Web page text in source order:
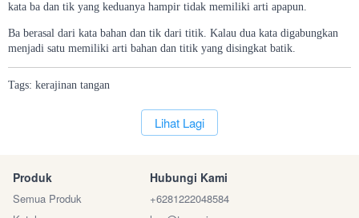
kata ba dan tik yang keduanya hampir tidak memiliki arti apapun.
Ba berasal dari kata bahan dan tik dari titik. Kalau dua kata digabungkan
menjadi satu memiliki arti bahan dan titik yang disingkat batik.
Tags: kerajinan tangan
`Lihat Lagi
Produk
Semua Produk
Hubungi Kami
+6281222048584